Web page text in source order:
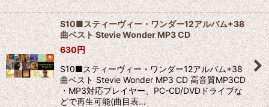
S10■スティーヴィー・ワンダー12アルバム+38
曲ベスト Stevie Wonder MP3 CD
630円
S10■スティーヴィー・ワンダー12アルバム+38
曲ベスト Stevie Wonder MP3 CD 高音質MP3CD
・MP3対応プレイヤー、PC-CD/DVDドライブな
どで再生可能(曲目表…